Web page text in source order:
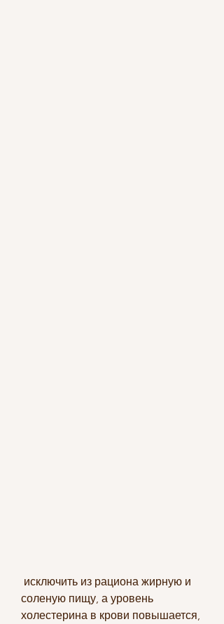
соленую пищу, а уровень
холестерина в крови повышается,